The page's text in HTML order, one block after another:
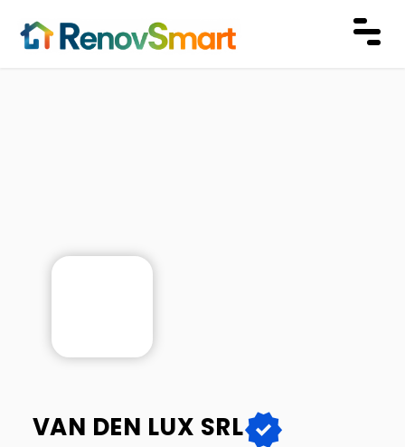
VAN DEN LUX SRLverified